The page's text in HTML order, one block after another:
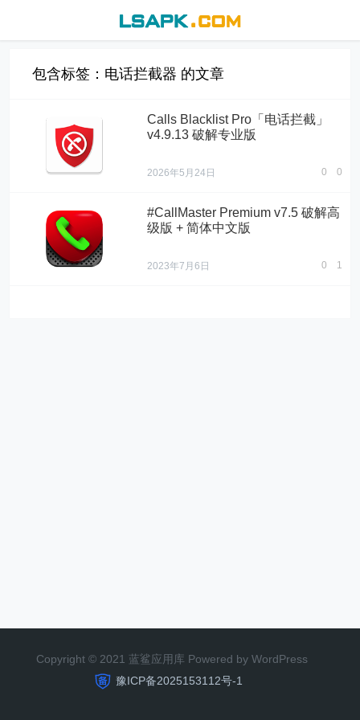
包含标签：电话拦截器 的文章
Calls Blacklist Pro「电话拦截」
v4.9.13 破解专业版
2026年5月24日 0 0
#CallMaster Premium v7.5 破解高
级版 + 简体中文版
2023年7月6日 0 1
Copyright © 2021 蓝鲨应用库 Powered by WordPress
豫ICP备2025153112号-1